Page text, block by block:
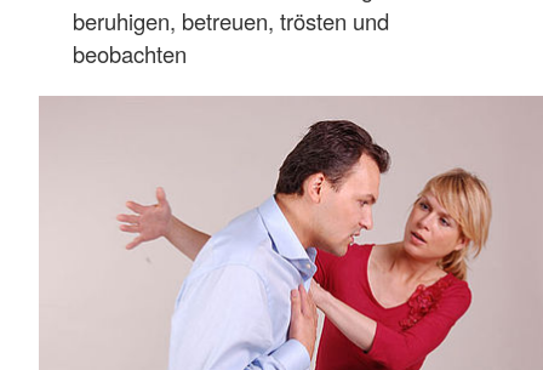
beruhigen, betreuen, trösten und
beobachten